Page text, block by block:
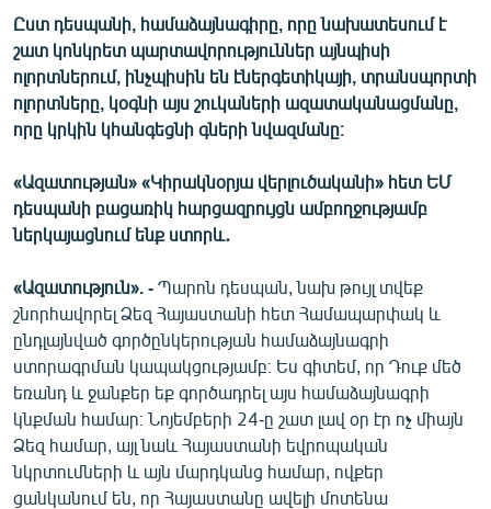
Հայերեն
English
Русский
ՀԵՏԵՎԵՔ ՄԵԶ
«Ազատության» բոլոր կայքերը
Ըստ դեսպանի, համաձայնագիրը, որը նախատեսում է
շատ կոնկրետ պարտավորություններ այնպիսի
ոլորտներում, ինչպիսին են էներգետիկայի, տրանսպորտի
ոլորտները, կօգնի այս շուկաների ազատականացմանը,
որը կրկին կհանգեցնի գների նվազմանը։
«Ազատության» «Կիրակնօրյա վերլուծականի» հետ ԵՄ
դեսպանի բացառիկ հարցազրույցն ամբողջությամբ
ներկայացնում ենք ստորև․
«Ազատություն». - Պարոն դեսպան, նախ թույլ տվեք
շնորհավորել Ձեզ Հայաստանի հետ Համապարփակ և
ընդլայնված գործընկերության համաձայնագրի
ստորագրման կապակցությամբ։ Ես գիտեմ, որ Դուք մեծ
եռանդ և ջանքեր եք գործադրել այս համաձայնագրի
կնքման համար։ Նոյեմբերի 24-ը շատ լավ օր էր ոչ միայն
Ձեզ համար, այլ նաև Հայաստանի եվրոպական
նկրտումների և այն մարդկանց համար, ովքեր
ցանկանում են, որ Հայաստանը ավելի մոտենա